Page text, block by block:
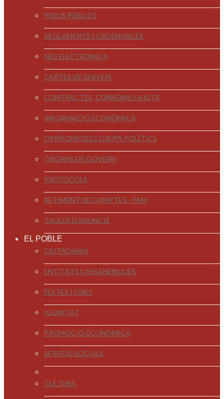
PREUS PÚBLICS
REGLAMENTS I ORDENANCES
SEU ELECTRÒNICA
CARTES DE SERVEIS
CONTRACTES, CONVENIS I AJUTS
INFORMACIÓ ECONÒMICA
OPINIONS DELS GRUPS POLÍTICS
ÒRGANS DE GOVERN
PROTOCOLS
RETIMENT DE COMPTES - PAM
TAULER D'ANUNCIS
EL POBLE
CIUTADANIA
ENTITATS CASSANENQUES
FESTES I FIRES
IGUALTAT
PROMOCIÓ ECONÒMICA
SERVEIS SOCIALS
CULTURA